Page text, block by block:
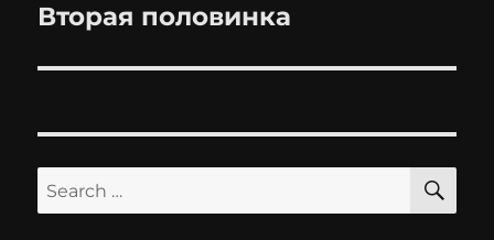
Next
Вторая половинка
Search
for: